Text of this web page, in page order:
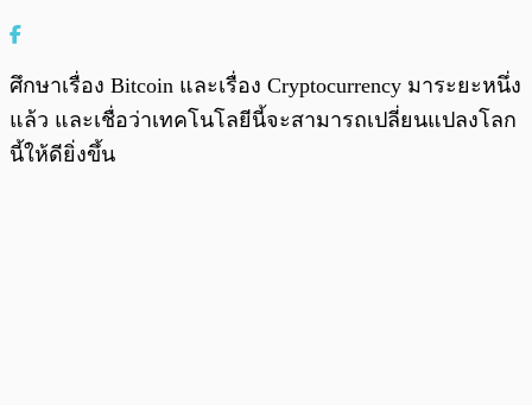
ศึกษาเรื่อง Bitcoin และเรื่อง Cryptocurrency มาระยะหนึ่ง
แล้ว และเชื่อว่าเทคโนโลยีนี้จะสามารถเปลี่ยนแปลงโลก
นี้ให้ดียิ่งขึ้น